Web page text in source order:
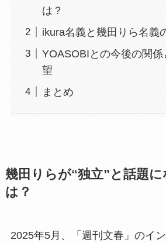
は？
ikura名義と幾田りら名義
YOASOBIとの今後の関
望
まとめ
幾田りらが“独立”と話題
は？
2025年5月、「週刊文春」のイ